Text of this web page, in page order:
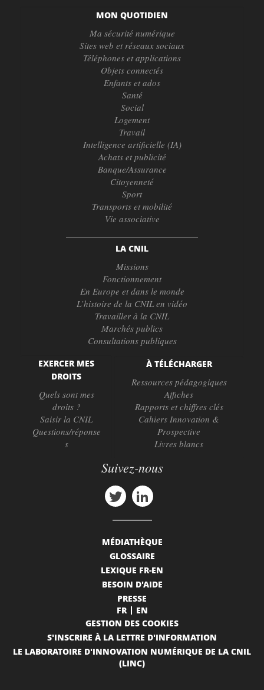
MON QUOTIDIEN
Ma sécurité numérique
Sites web et réseaux sociaux
Téléphones et applications
Objets connectés
Enfants et ados
Santé
Social
Logement
Travail
Intelligence artificielle (IA)
Achats et publicité
Banque/Assurance
Citoyenneté
Sport
Transports et mobilité
Vie associative
LA CNIL
Missions
Fonctionnement
En Europe et dans le monde
L’histoire de la CNIL en vidéo
Travailler à la CNIL
Marchés publics
Consultations publiques
EXERCER MES
DROITS
Quels sont mes
droits ?
Saisir la CNIL
Questions/réponse
s
À TÉLÉCHARGER
Ressources pédagogiques
Affiches
Rapports et chiffres clés
Cahiers Innovation &
Prospective
Livres blancs
Suivez-nous
MÉDIATHÈQUE
GLOSSAIRE
LEXIQUE FR-EN
BESOIN D'AIDE
PRESSE
FR
EN
GESTION DES COOKIES
S'INSCRIRE À LA LETTRE D'INFORMATION
LE LABORATOIRE D'INNOVATION NUMÉRIQUE DE LA CNIL
(LINC)